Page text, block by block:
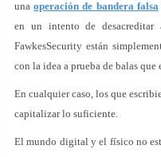
unaoperación de bandera falsa
en un intento de desacreditar
FawkesSecurity están
con la idea a prueba de balas que
En cualquier caso, los que
capitalizar lo suficiente.
El mundo digital y el físico no